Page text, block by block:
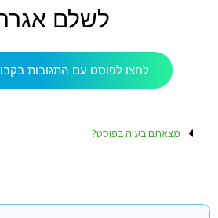
לשלם
לחצו לפוסט עם התגובות
מצאתם בעיה בפוסט?